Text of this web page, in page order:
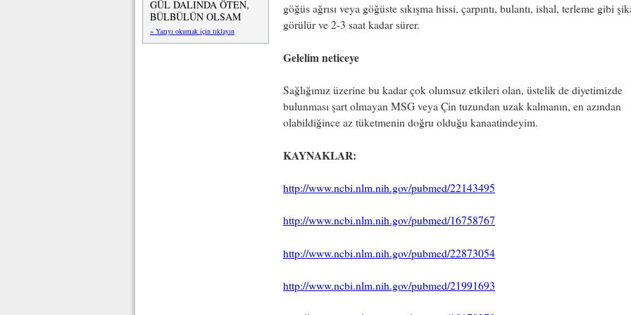
GÜL DALINDA ÖTEN,
BÜLBÜLÜN OLSAM
» Yazıyı okumak için tıklayın
göğüs ağrısı veya göğüste sıkışma hissi, çarpıntı, bulantı, ishal, terleme gibi
görülür ve 2-3 saat kadar sürer.
Gelelim neticeye
Sağlığımız üzerine bu kadar çok olumsuz etkileri olan, üstelik de diyetimizde
bulunması şart olmayan MSG veya Çin tuzundan uzak kalmanın, en azından
olabildiğince az tüketmenin doğru olduğu kanaatindeyim.
KAYNAKLAR:
http://www.ncbi.nlm.nih.gov/pubmed/22143495
http://www.ncbi.nlm.nih.gov/pubmed/16758767
http://www.ncbi.nlm.nih.gov/pubmed/22873054
http://www.ncbi.nlm.nih.gov/pubmed/21991693